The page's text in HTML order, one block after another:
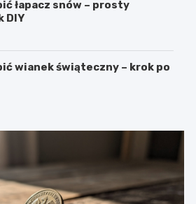
łapacz snów – prosty
DIY
wianek świąteczny – krok po